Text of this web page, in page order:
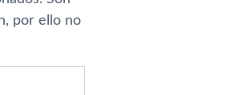
por ello no